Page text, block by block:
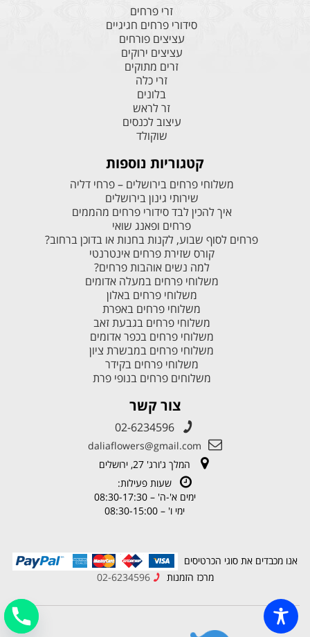
זרי פרחים
סידורי פרחים חגיגיים
עציצים פורחים
עציצים ירוקים
זרים מתוקים
זרי כלה
בלונים
זר לראש
עיצוב לכנסים
שוקולד
קטגוריות נוספות
משלוחי פרחים בירושלים – פרחי דליה
שירותי גינון בירושלים
איך להכין לבד סידורי פרחים מהממים
פרחים ופאנג שואי
פרחים לסוף שבוע, לקנות בחנות או בדוכן ברחוב?
קורס שזירת פרחים אינטרנטי
למה נשים אוהבות פרחים?
משלוחי פרחים במעלה אדומים
משלוחי פרחים באלון
משלוחי פרחים באפרת
משלוחי פרחים בגבעת זאב
משלוחי פרחים בכפר אדומים
משלוחי פרחים במבשרת ציון
משלוחי פרחים בקידר
משלוחים פרחים בנופי פרת
צור קשר
02-6234596
daliaflowers@gmail.com
המלך ג'ורג' 27, ירושלים
שעות פעילות:
ימים א'-ה' – 08:30-17:30
ימי ו' – 08:30-15:00
אנו מכבדים את סוגי הכרטיסים
מרכז הזמנות
02-6234596